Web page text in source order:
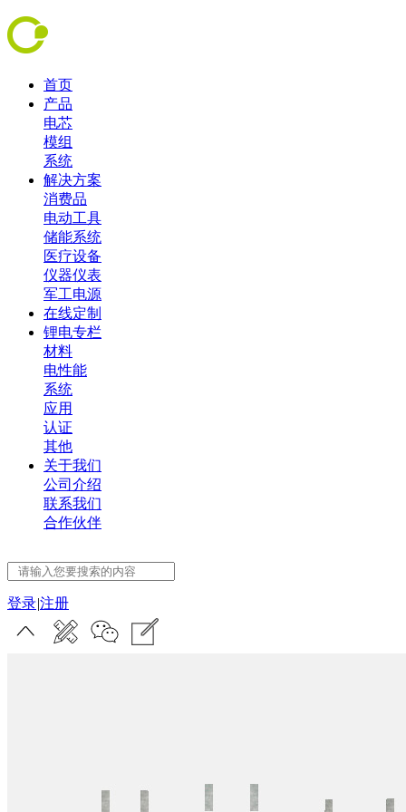
首页
产品
电芯
模组
系统
解决方案
消费品
电动工具
储能系统
医疗设备
仪器仪表
军工电源
在线定制
锂电专栏
材料
电性能
系统
应用
认证
其他
关于我们
公司介绍
联系我们
合作伙伴
登录|注册